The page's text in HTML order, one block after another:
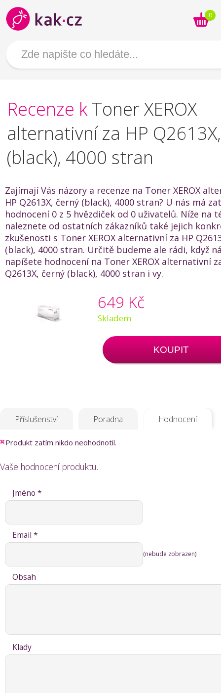
0
Recenze k Toner XEROX
alternativní za HP
(black), 4000 stran
Zajímají Vás názory a recenze na Toner XEROX
HP Q2613X, černý (black), 4000 stran? U nás má
hodnocení 0 z 5 hvězdiček od 0 uživatelů. Níže na
naleznete od ostatních zákazníků také jejich
zkušenosti s Toner XEROX alternativní za HP
(black), 4000 stran. Určitě budeme ale rádi, když
napíšete hodnocení na Toner XEROX alternativní
Q2613X, černý (black), 4000 stran i vy.
649 Kč
Skladem
KOUPIT
Příslušenství Poradna Hodnocení
Produkt zatím nikdo neohodnotil.
Vaše hodnocení produktu.
Jméno *
Email *
(nebude zobrazen)
Obsah
Klady